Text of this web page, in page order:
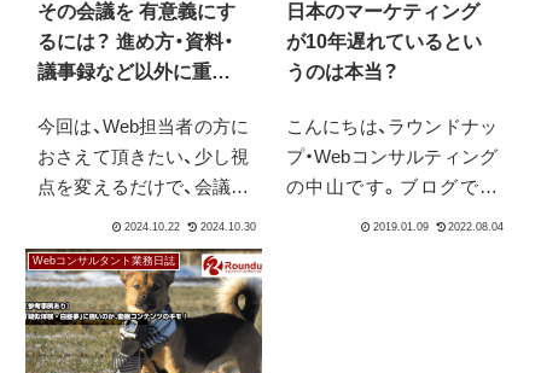
その会議を 有意義にす
るには？ 進め方・資料・
議事録など以外に重要
イドラインを踏まえて）
今回は、Web担当者の方に
おさえて頂きたい、少し視
点を変えるだけで、会議の
ポイントについてです。
私がコンサルティングを
行う中で得られたノウハ
ウの1つでもあります。
日本のマーケティング
が10年遅れているとい
うのは本当？
こんにちは、ラウンドナッ
プ・Webコンサルティング
の中山です。ブログでは
Webコンサルタント業務日誌